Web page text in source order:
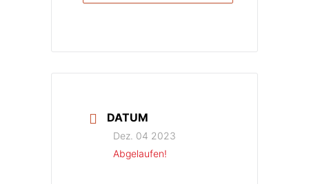
DATUM
Dez. 04 2023
Abgelaufen!